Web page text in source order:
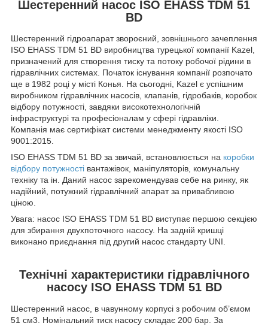
Шестеренний насос ISO EHASS TDM 51
BD
Шестеренний гідроапарат звороєний, зовнішнього зачеплення
ISO EHASS TDM 51 BD виробництва турецької компанії Kazel,
призначений для створення тиску та потоку робочої рідини в
гідравлічних системах. Початок існування компанії розпочато
ще в 1982 році у місті Конья. На сьогодні, Kazel є успішним
виробником гідравлічних насосів, клапанів, гідробаків, коробок
відбору потужності, завдяки високотехнологічній
інфраструктурі та професіоналам у сфері гідравліки.
Компанія має сертифікат системи менеджменту якості ISO
9001:2015.
ISO EHASS TDM 51 BD за звичай, встановлюється на коробки
відбору потужності вантажівок, маніпуляторів, комунальну
техніку та ін. Даний насос зарекомендував себе на ринку, як
надійний, потужний гідравлічний апарат за привабливою
ціною.
Увага: насос ISO EHASS TDM 51 BD виступає першою секцією
для збирання двухпоточного насосу. На задній кришці
виконано приєднання під другий насос стандарту UNI.
Технічні характеристики гідравлічного
насосу ISO EHASS TDM 51 BD
Шестеренний насос, в чавунному корпусі з робочим об’ємом
51 см3 . Номінальний тиск насосу складає 200 бар. За